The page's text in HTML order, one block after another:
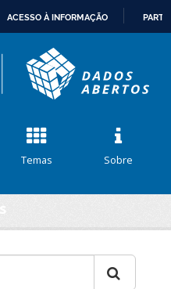
CONTEÚDO
ACESSO À INFORMAÇÃO
Temas Sobre